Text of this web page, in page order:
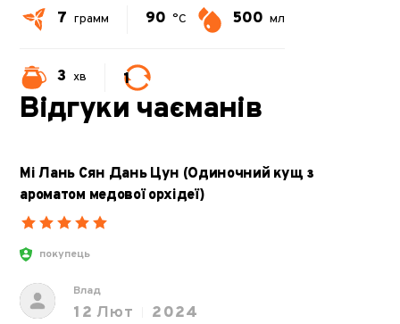
7 грамм 90 °C 500 мл
3 хв 1
Відгуки чаєманів
Мі Лань Сян Дань Цун (Одиночний кущ з
ароматом медової орхідеї)
покупець
Влад
12 Лют
2024